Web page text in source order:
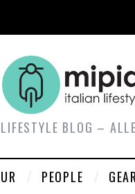
BLOG –
PEOPLE GEAR